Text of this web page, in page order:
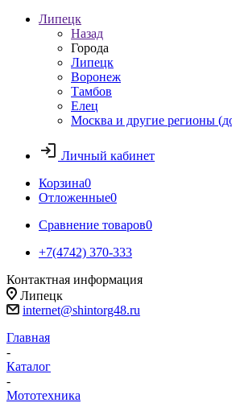
Липецк
Назад
Города
Липецк
Воронеж
Тамбов
Елец
Москва и другие регионы
Личный кабинет
Корзина0
Отложенные0
Сравнение товаров0
+7(4742) 370-333
Контактная информация
Липецк
internet@shintorg48.ru
Главная
-
Каталог
-
Мототехника